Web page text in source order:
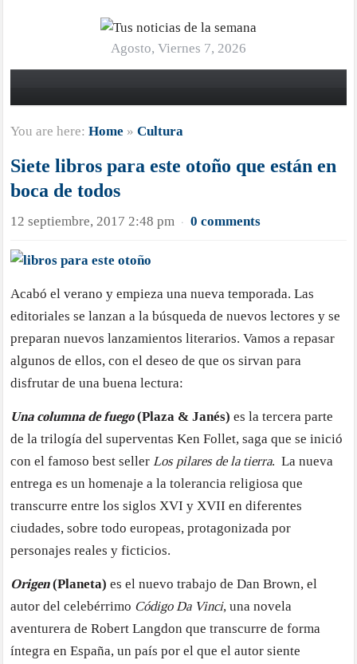
Agosto, Viernes 7, 2026
You are here:Home »Cultura
Siete libros para este otoño que están en
boca de todos
12 septiembre, 2017 2:48 pm · 0 comments
Acabó el verano y empieza una nueva temporada. Las
editoriales se lanzan a la búsqueda de nuevos lectores y se
preparan nuevos lanzamientos literarios. Vamos a repasar
algunos de ellos, con el deseo de que os sirvan para
disfrutar de una buena lectura:
Una columna de fuego(Plaza & Janés) es la tercera parte
de la trilogía del superventas Ken Follet, saga que se inició
con el famoso best sellerLos pilares de la tierra. La nueva
entrega es un homenaje a la tolerancia religiosa que
transcurre entre los siglos XVI y XVII en diferentes
ciudades, sobre todo europeas, protagonizada por
personajes reales y ficticios.
Origen(Planeta) es el nuevo trabajo de Dan Brown, el
autor del celebérrimo Código Da Vinci, una novela
aventurera de Robert Langdon que transcurre de forma
íntegra en España, un país por el que el autor siente